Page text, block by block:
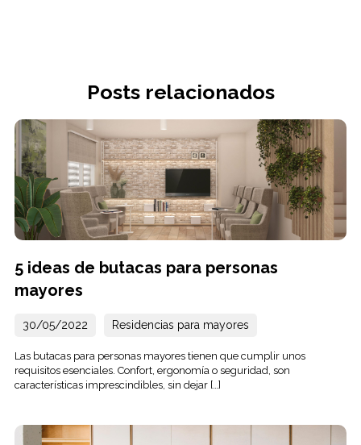
Posts relacionados
5 ideas de butacas para personas
mayores
30/05/2022 Residencias para mayores
Las butacas para personas mayores tienen que cumplir unos
requisitos esenciales. Confort, ergonomía o seguridad, son
características imprescindibles, sin dejar […]